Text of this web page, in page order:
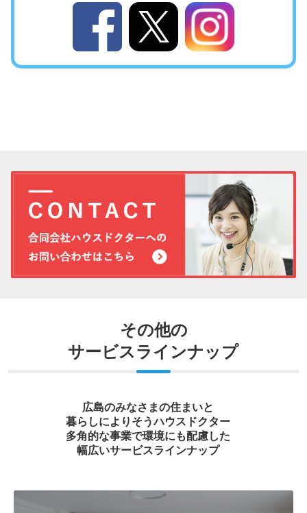
その他の
サービスラインナップ
広島のみなさまの住まいと
暮らしによりそうハウスドクター
多角的な事業で環境にも配慮した
幅広いサービスラインナップ